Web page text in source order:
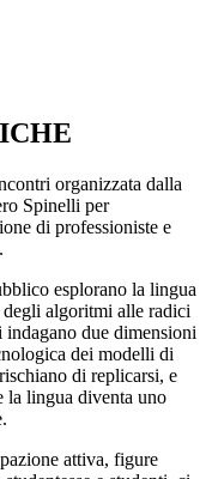
organizzata dalla
Spinelli per
di professioniste e
esplorano la lingua
algoritmi alle radici
due dimensioni
dei modelli di
di replicarsi, e
la lingua diventa uno
attiva, figure